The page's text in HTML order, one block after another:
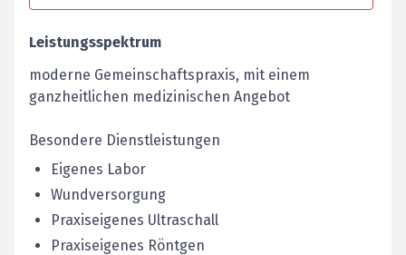
Leistungsspektrum
moderne Gemeinschaftspraxis, mit einem
ganzheitlichen medizinischen Angebot
Besondere Dienstleistungen
Eigenes Labor
Wundversorgung
Praxiseigenes Ultraschall
Praxiseigenes Röntgen